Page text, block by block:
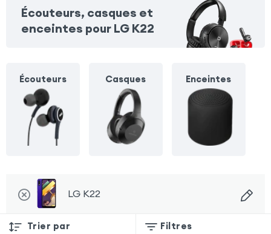
Écouteurs, casques et
enceintes pour LG K22
Écouteurs Casques Enceintes
LG K22
Trier par Filtres